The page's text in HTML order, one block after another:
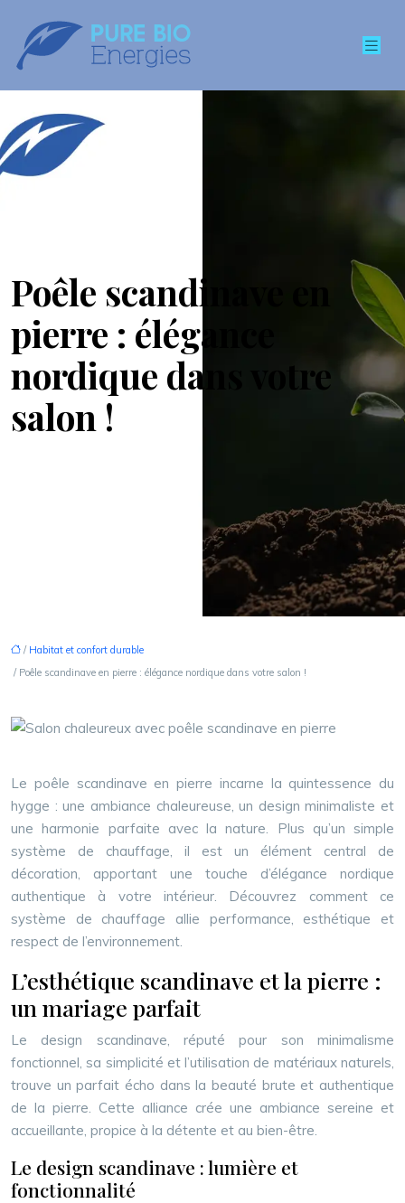
Poêle scandinave en
pierre : élégance
nordique dans votre
salon !
/ Habitat et confort durable
/ Poêle scandinave en pierre : élégance nordique dans votre salon !
Le poêle scandinave en pierre incarne la quintessence du
hygge : une ambiance chaleureuse, un design minimaliste et
une harmonie parfaite avec la nature. Plus qu’un simple
système de chauffage, il est un élément central de
décoration, apportant une touche d’élégance nordique
authentique à votre intérieur. Découvrez comment ce
système de chauffage allie performance, esthétique et
respect de l’environnement.
L’esthétique scandinave et la pierre :
un mariage parfait
Le design scandinave, réputé pour son minimalisme
fonctionnel, sa simplicité et l’utilisation de matériaux naturels,
trouve un parfait écho dans la beauté brute et authentique
de la pierre. Cette alliance crée une ambiance sereine et
accueillante, propice à la détente et au bien-être.
Le design scandinave : lumière et
fonctionnalité